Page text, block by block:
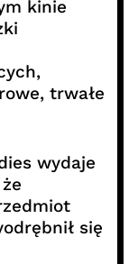
kinie
trwałe
wydaje
się